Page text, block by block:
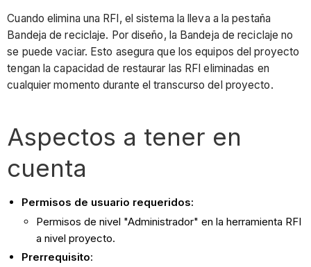
Cuando elimina una RFI, el sistema la lleva a la pestaña
Bandeja de reciclaje. Por diseño, la Bandeja de reciclaje no
se puede vaciar. Esto asegura que los equipos del proyecto
tengan la capacidad de restaurar las RFI eliminadas en
cualquier momento durante el transcurso del proyecto.
Aspectos a tener en
cuenta
Permisos de usuario requeridos:
Permisos de nivel "Administrador" en la herramienta RFI
a nivel proyecto.
Prerrequisito: